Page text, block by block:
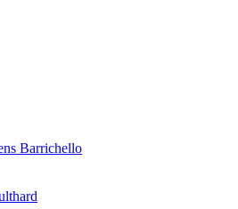
Barrichello